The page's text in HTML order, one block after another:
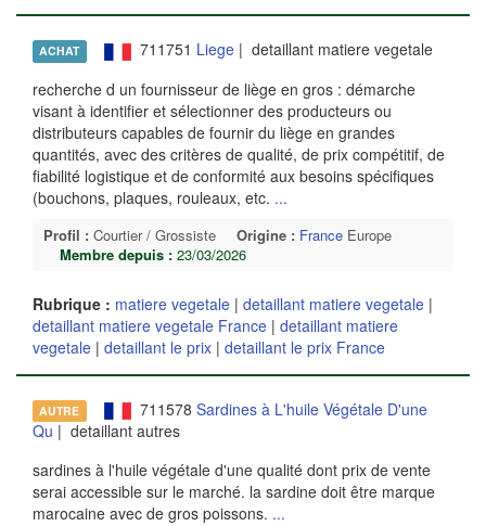
ACHAT 711751 Liege| detaillant matiere vegetale
recherche d un fournisseur de liège en gros : démarche
visant à identifier et sélectionner des producteurs ou
distributeurs capables de fournir du liège en grandes
quantités, avec des critères de qualité, de prix compétitif, de
fiabilité logistique et de conformité aux besoins spécifiques
(bouchons, plaques, rouleaux, etc. ...
Profil : Courtier / Grossiste Origine : France Europe
Membre depuis : 23/03/2026
Rubrique : matiere vegetale | detaillant matiere vegetale |
detaillant matiere vegetale France | detaillant matiere
vegetale | detaillant le prix | detaillant le prix France
AUTRE 711578 Sardines à L'huile Végétale D'une
Qu | detaillant autres
sardines à l'huile végétale d'une qualité dont prix de vente
serai accessible sur le marché. la sardine doit être marque
marocaine avec de gros poissons. ...